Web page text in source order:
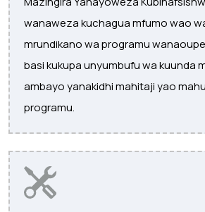
wanaweza kuchagua mfumo wao
mrundikano wa programu
basi kukupa unyumbufu wa kuunda
ambayo yanakidhi mahitaji yao
programu.